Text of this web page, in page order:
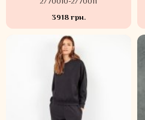
3918 грн.